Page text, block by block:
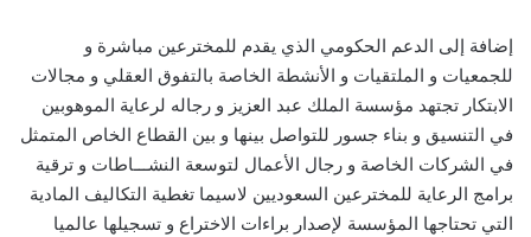
إضافة إلى الدعم الحكومي الذي يقدم للمخترعين مباشرة و
للجمعيات و الملتقيات و الأنشطة الخاصة بالتفوق العقلي و مجالات
الابتكار تجتهد مؤسسة الملك عبد العزيز و رجاله لرعاية الموهوبين
في التنسيق و بناء جسور للتواصل بينها و بين القطاع الخاص المتمثل
في الشركات الخاصة و رجال الأعمال لتوسعة النشـــاطات و ترقية
برامج الرعاية للمخترعين السعوديين لاسيما تغطية التكاليف المادية
التي تحتاجها المؤسسة لإصدار براءات الاختراع و تسجيلها عالميا